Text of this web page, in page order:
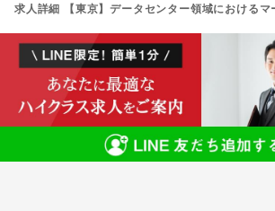
求人詳細 【東京】データセンター領域におけるマ